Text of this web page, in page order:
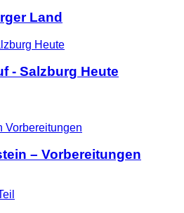
Land
Heute
- Salzburg Heute
– Vorbereitungen